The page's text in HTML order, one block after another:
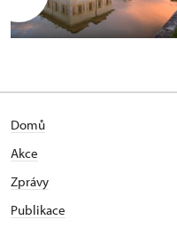
Domů
Akce
Zprávy
Publikace